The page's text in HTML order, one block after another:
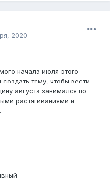
2020
начала июля этого
тему, чтобы вести
августа занимался по
растягиваниями и
.